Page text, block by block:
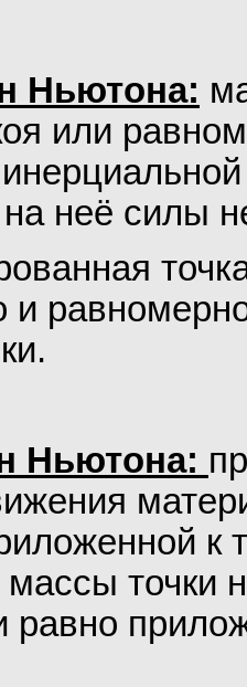
Ньютона:
или
неё силы
и
Ньютона:
к
точки
равно